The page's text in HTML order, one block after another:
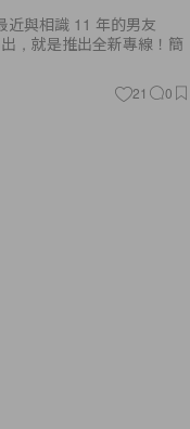
近與相識 11 年的男友
，就是推出全新專線！簡
21 0